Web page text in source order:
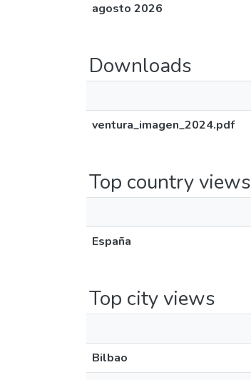
agosto 2026
Downloads
ventura_imagen_2024.pdf
Top country views
España
Top city views
Bilbao